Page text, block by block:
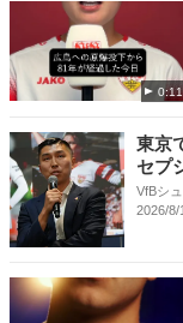
0:11
東京
セプ
VfBシ
2026/8/